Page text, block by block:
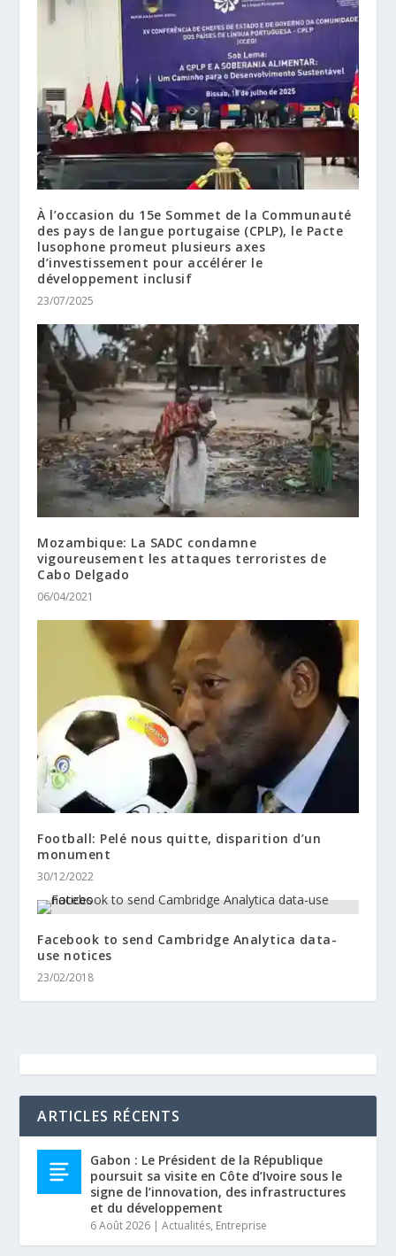
À l’occasion du 15e Sommet de la Communauté
des pays de langue portugaise (CPLP), le Pacte
lusophone promeut plusieurs axes
d’investissement pour accélérer le
développement inclusif
23/07/2025
Mozambique: La SADC condamne
vigoureusement les attaques terroristes de
Cabo Delgado
06/04/2021
Football: Pelé nous quitte, disparition d’un
monument
30/12/2022
Facebook to send Cambridge Analytica data-
use notices
23/02/2018
ARTICLES RÉCENTS
Gabon : Le Président de la République
poursuit sa visite en Côte d’Ivoire sous le
signe de l’innovation, des infrastructures
et du développement
6 Août 2026 |Actualités, Entreprise